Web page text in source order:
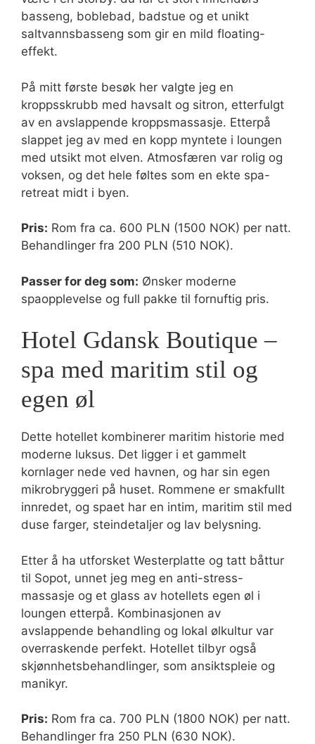
basseng, boblebad, badstue og et unikt
saltvannsbasseng som gir en mild floating-
effekt.
På mitt første besøk her valgte jeg en
kroppsskrubb med havsalt og sitron, etterfulgt
av en avslappende kroppsmassasje. Etterpå
slappet jeg av med en kopp myntete i loungen
med utsikt mot elven. Atmosfæren var rolig og
voksen, og det hele føltes som en ekte spa-
retreat midt i byen.
Pris: Rom fra ca. 600 PLN (1500 NOK) per natt.
Behandlinger fra 200 PLN (510 NOK).
Passer for deg som: Ønsker moderne
spaopplevelse og full pakke til fornuftig pris.
Hotel Gdansk Boutique –
spa med maritim stil og
egen øl
Dette hotellet kombinerer maritim historie med
moderne luksus. Det ligger i et gammelt
kornlager nede ved havnen, og har sin egen
mikrobryggeri på huset. Rommene er smakfullt
innredet, og spaet har en intim, maritim stil med
duse farger, steindetaljer og lav belysning.
Etter å ha utforsket Westerplatte og tatt båttur
til Sopot, unnet jeg meg en anti-stress-
massasje og et glass av hotellets egen øl i
loungen etterpå. Kombinasjonen av
avslappende behandling og lokal ølkultur var
overraskende perfekt. Hotellet tilbyr også
skjønnhetsbehandlinger, som ansiktspleie og
manikyr.
Pris: Rom fra ca. 700 PLN (1800 NOK) per natt.
Behandlinger fra 250 PLN (630 NOK).